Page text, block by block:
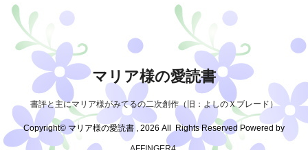
マリア様の愛読書
書評と主にマリア様がみてるの二次創作（旧：よしのＸブレード）
Copyright© マリア様の愛読書 , 2026 All Rights Reserved Powered by